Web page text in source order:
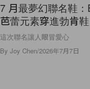
7 月最夢幻聯名鞋
芭蕾元素穿進勃肯鞋
這次聯名讓人眼冒愛心
By Joy Chen/2026年7月7日